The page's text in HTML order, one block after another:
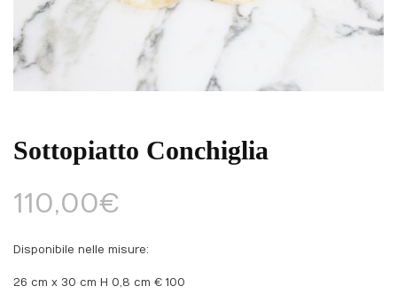
Sottopiatto Conchiglia
110,00€
Disponibile nelle misure:
26 cm x 30 cm H 0,8 cm € 100